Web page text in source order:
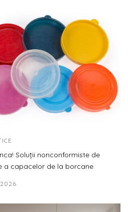
Soluții nonconformiste de
a capacelor de la borcane